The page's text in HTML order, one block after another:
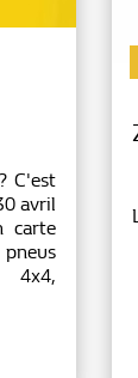
C'est
avril
carte
4x4,